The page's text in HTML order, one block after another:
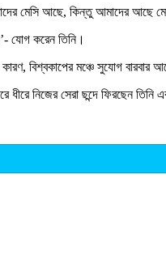
মেসি আছে, কিন্তু আমাদের আছে
যোগ করেন তিনি।
বিশ্বকাপের মঞ্চে সুযোগ বারবার
ধীরে নিজের সেরা ছন্দে ফিরছেন